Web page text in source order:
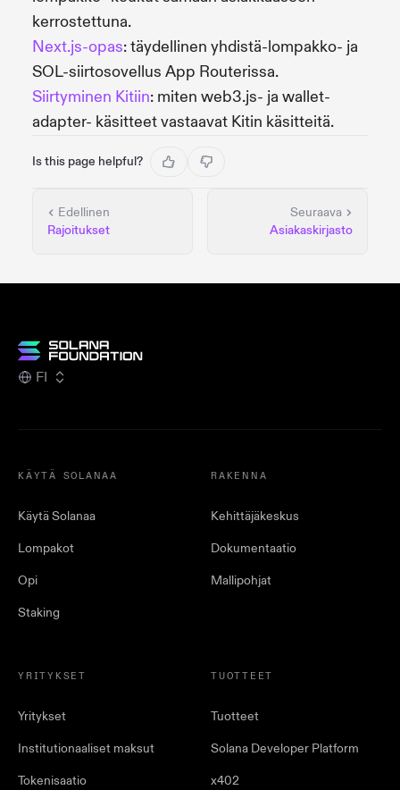
kerrostettuna.
Next.js-opas: täydellinen yhdistä-lompakko- ja
SOL-siirtosovellus App Routerissa.
Siirtyminen Kitiin: miten web3.js- ja wallet-
adapter- käsitteet vastaavat Kitin käsitteitä.
Is this page helpful?
Edellinen
Rajoitukset
Seuraava
Asiakaskirjasto
FI
KÄYTÄ SOLANAA
Käytä Solanaa
Lompakot
Opi
Staking
RAKENNA
Kehittäjäkeskus
Dokumentaatio
Mallipohjat
YRITYKSET
Yritykset
Institutionaaliset maksut
Tokenisaatio
TUOTTEET
Tuotteet
Solana Developer Platform
x402